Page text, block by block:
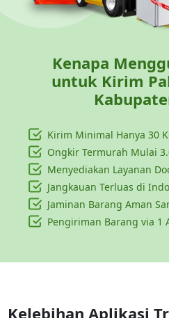
Kenapa
untuk Kirim
Kirim Minimal Hanya 30
Ongkir Termurah Mulai
Menyediakan Layanan
Jangkauan Terluas di
Jaminan Barang Aman
Pengiriman Barang via 1
Kelebihan Aplikasi